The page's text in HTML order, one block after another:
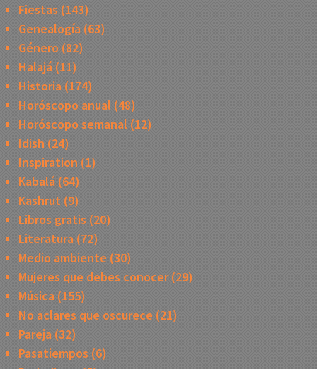
Fiestas (143)
Genealogía(63)
Género (82)
Halajá(11)
Historia(174)
Horóscopo anual (48)
Horóscopo semanal (12)
Idish (24)
Inspiration (1)
Kabalá(64)
Kashrut (9)
Libros gratis (20)
Literatura(72)
Medio ambiente (30)
Mujeres que debes conocer(29)
Música(155)
No aclares que oscurece (21)
Pareja(32)
Pasatiempos (6)